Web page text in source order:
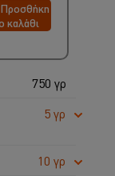
Προσθήκη
καλάθι
750 γρ
5 γρ
10 γρ